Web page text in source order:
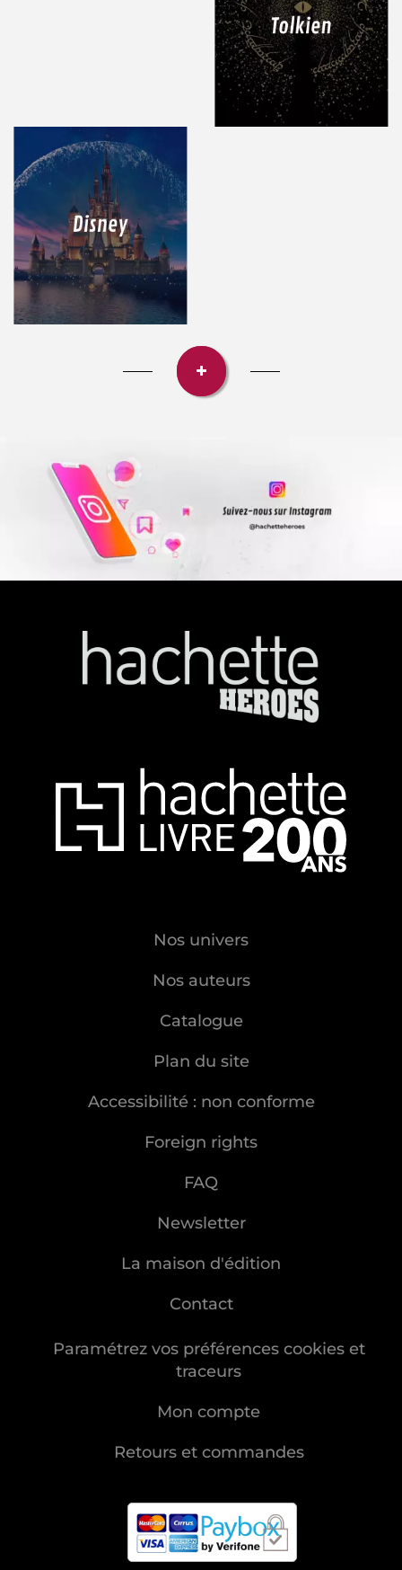
Nos univers
Nos auteurs
Catalogue
Plan du site
Accessibilité : non conforme
Foreign rights
FAQ
Newsletter
La maison d'édition
Contact
Paramétrez vos préférences cookies et
traceurs
Mon compte
Retours et commandes